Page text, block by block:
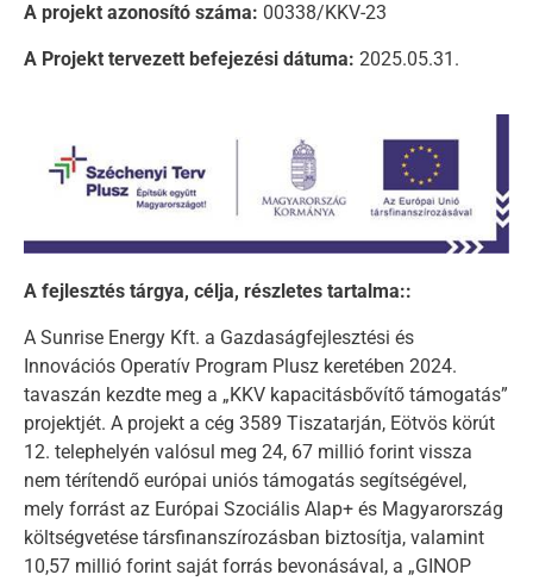
A projekt azonosító száma: 00338/KKV-23
A Projekt tervezett befejezési dátuma: 2025.05.31.
A fejlesztés tárgya, célja, részletes tartalma::
A Sunrise Energy Kft. a Gazdaságfejlesztési és
Innovációs Operatív Program Plusz keretében 2024.
tavaszán kezdte meg a „KKV kapacitásbővítő támogatás”
projektjét. A projekt a cég 3589 Tiszatarján, Eötvös körút
12. telephelyén valósul meg 24, 67 millió forint vissza
nem térítendő európai uniós támogatás segítségével,
mely forrást az Európai Szociális Alap+ és Magyarország
költségvetése társfinanszírozásban biztosítja, valamint
10,57 millió forint saját forrás bevonásával, a „GINOP